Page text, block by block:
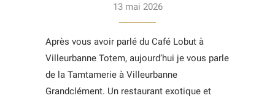
13 mai 2026
Après vous avoir parlé du Café Lobut à
Villeurbanne Totem, aujourd’hui je vous parle
de la Tamtamerie à Villeurbanne
Grandclément. Un restaurant exotique et